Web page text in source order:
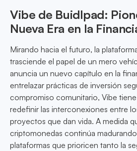
Vibe de Buidlpad:
Nueva Era en la
Mirando hacia el futuro, la
trasciende el papel de un mero
anuncia un nuevo capítulo en la
entrelazar prácticas de inversión
compromiso comunitario, Vibe
redefinir las interconexiones entre
proyectos que dan vida. A medida
criptomonedas continúa
plataformas que prioricen tanto la